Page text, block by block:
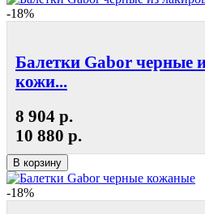
-18%
Балетки Gabor черные
кожи...
8 904 р.
10 880 р.
В корзину
-18%